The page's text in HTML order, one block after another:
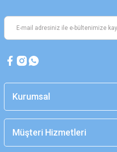
Kurumsal
Müşteri Hizmetleri